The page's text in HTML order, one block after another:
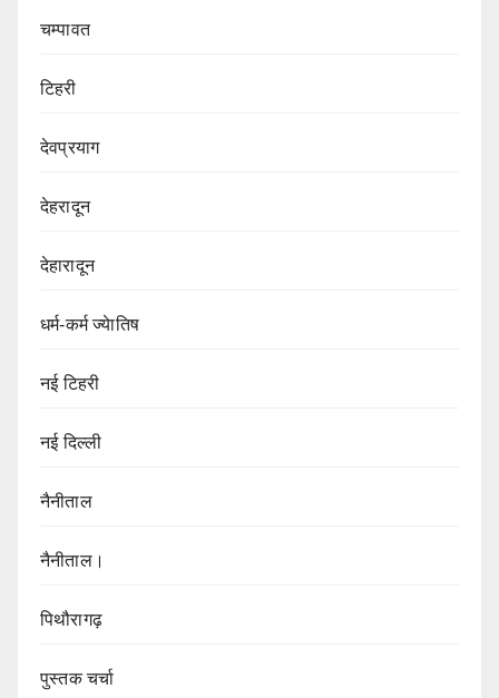
चम्पावत
टिहरी
देवप्रयाग
देहरादून
देहारादून
धर्म-कर्म ज्येातिष
नई टिहरी
नई दिल्ली
नैनीताल
नैनीताल।
पिथौरागढ़
पुस्तक चर्चा